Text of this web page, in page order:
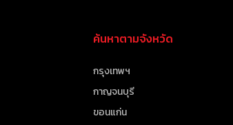
ค้นหาตามจังหวัด
กรุงเทพฯ
กาญจนบุรี
ขอนแก่น